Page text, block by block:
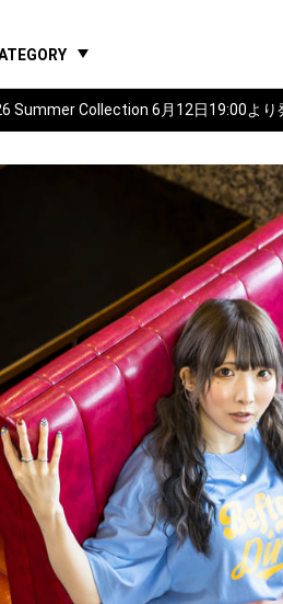
Summer Collection 6月12日19:00より